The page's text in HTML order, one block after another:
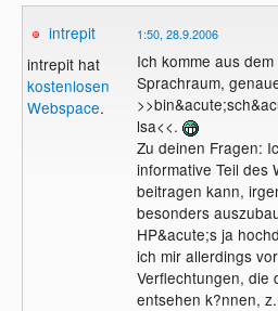
intrepit
intrepit hat
kostenlosen
Webspace.
1:50, 28.9.2006
Ich komme aus
Sprachraum,
lsa<<.
Zu deinen Fragen:
informative Teil des
beitragen kann,
besonders
HP&acute;s ja
ich mir allerdings
Verflechtungen, die
entsehen k?nnen,